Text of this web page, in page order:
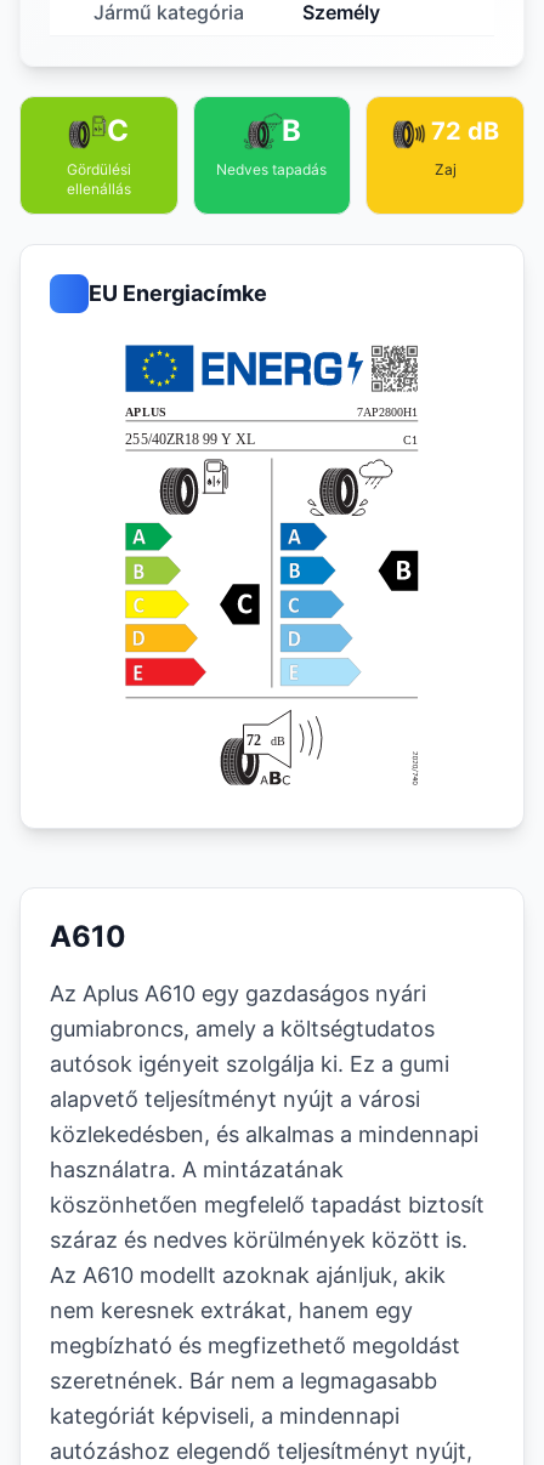
Jármű kategória Személy
C
Gördülési
ellenállás
B
Nedves tapadás
72 dB
Zaj
EU Energiacímke
A610
Az Aplus A610 egy gazdaságos nyári
gumiabroncs, amely a költségtudatos
autósok igényeit szolgálja ki. Ez a gumi
alapvető teljesítményt nyújt a városi
közlekedésben, és alkalmas a mindennapi
használatra. A mintázatának
köszönhetően megfelelő tapadást biztosít
száraz és nedves körülmények között is.
Az A610 modellt azoknak ajánljuk, akik
nem keresnek extrákat, hanem egy
megbízható és megfizethető megoldást
szeretnének. Bár nem a legmagasabb
kategóriát képviseli, a mindennapi
autózáshoz elegendő teljesítményt nyújt,